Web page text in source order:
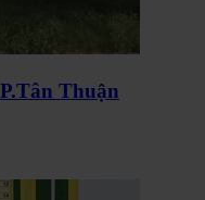
Thuận